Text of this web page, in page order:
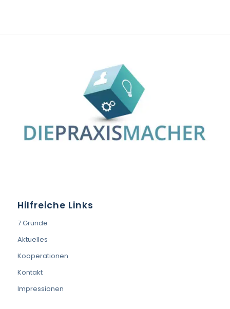
Hilfreiche Links
7 Gründe
Aktuelles
Kooperationen
Kontakt
Impressionen